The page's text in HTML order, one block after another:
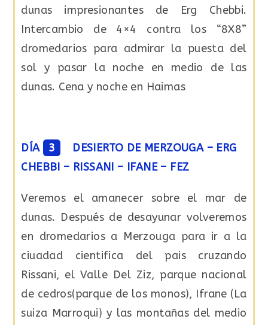
dunas impresionantes de Erg Chebbi.
Intercambio de 4×4 contra los “8X8”
dromedarios para admirar la puesta del
sol y pasar la noche en medio de las
dunas. Cena y noche en Haimas
DÍA 3
DESIERTO DE MERZOUGA – ERG
CHEBBI – RISSANI – IFANE – FEZ
Veremos el amanecer sobre el mar de
dunas. Después de desayunar volveremos
en dromedarios a Merzouga para ir a la
ciuadad cientifica del pais cruzando
Rissani, el Valle Del Ziz, parque nacional
de cedros(parque de los monos), Ifrane (La
suiza Marroqui) y las montañas del medio